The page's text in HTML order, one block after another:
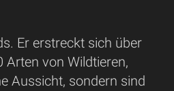
Er erstreckt sich über
von Wildtieren,
Aussicht, sondern sind